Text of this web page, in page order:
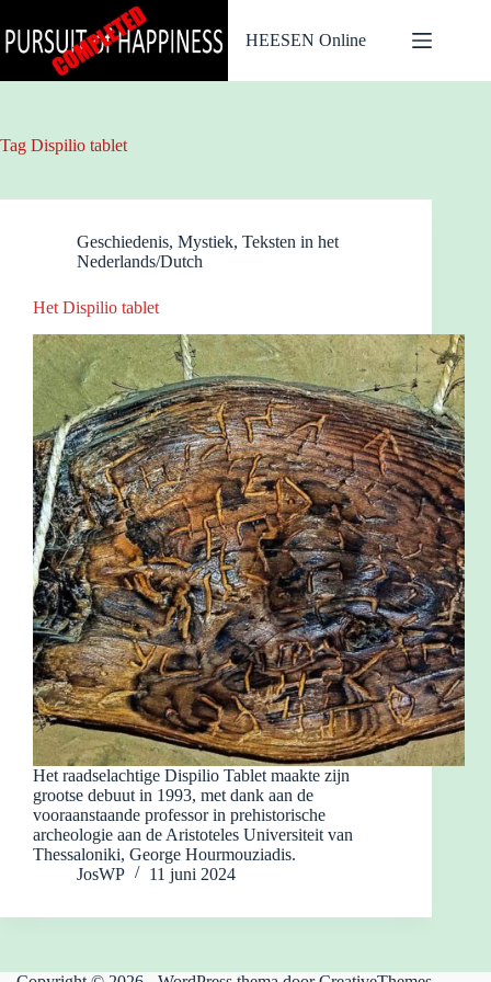
naar
de
HEESEN Online
Tag Dispilio tablet
Geschiedenis, Mystiek, Teksten in het
Nederlands/Dutch
Het Dispilio tablet
Het raadselachtige Dispilio Tablet maakte zijn
grootse debuut in 1993, met dank aan de
vooraanstaande professor in prehistorische
archeologie aan de Aristoteles Universiteit van
Thessaloniki, George Hourmouziadis.
JosWP
11 juni 2024